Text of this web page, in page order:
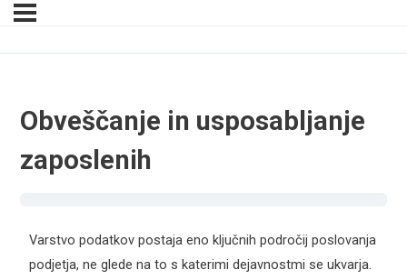
Obveščanje in usposabljanje
zaposlenih
Varstvo podatkov postaja eno ključnih področij poslovanja
podjetja, ne glede na to s katerimi dejavnostmi se ukvarja.